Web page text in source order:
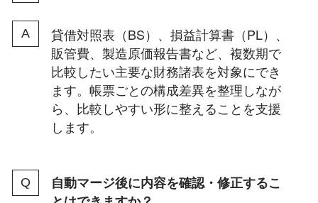
貸借対照表（BS）、損益計算書（PL）、
販管費、製造原価報告書など、複数期で
比較したい主要な財務諸表を対象にでき
ます。帳票ごとの構成差異を整理しなが
ら、比較しやすい形に整えることを支援
します。
自動マージ後に内容を確認・修正するこ